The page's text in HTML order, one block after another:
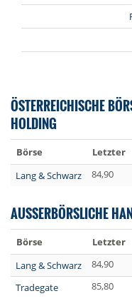
ÖSTERREICHISCHE
HOLDING
Börse Letzter
Lang & Schwarz
84,90
AUSSERBÖRSLICHE
Börse Letzter
Lang & Schwarz
84,90
Tradegate
85,80